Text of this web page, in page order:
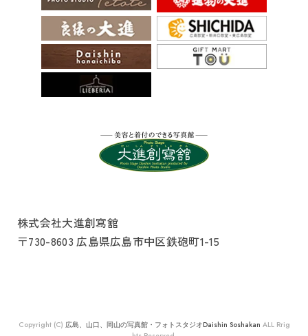
株式会社大進創寫舘
〒730-8603 広島県広島市中区鉄砲町1-15
Copyright (C) 広島、山口、岡山の写真館・フォトスタジオDaishin Soshakan ALL Rrig